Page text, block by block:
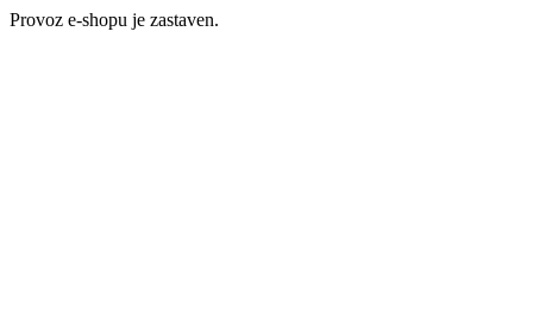
Provoz e-shopu je zastaven.